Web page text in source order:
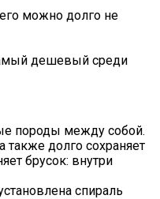
можно долго не
дешевый среди
породы между собой.
долго сохраняет
брусок: внутри
спираль